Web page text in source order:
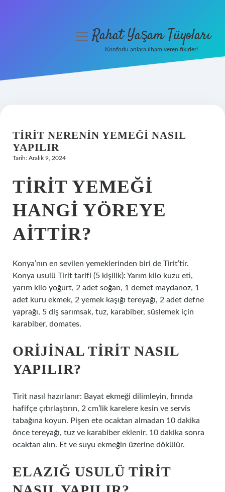
Hakkımızda
menüyüRahat Yaşam Tüyoları
Konforlu anlara ilham veren fikirler!
TIRIT NERENIN YEMEĞI NASIL
YAPILIR
Tarih: Aralık 9, 2024
TIRIT YEMEĞI
HANGI YÖREYE
AITTIR?
Konya’nın en sevilen yemeklerinden biri de Tirit’tir.
Konya usulü Tirit tarifi (5 kişilik): Yarım kilo kuzu eti,
yarım kilo yoğurt, 2 adet soğan, 1 demet maydanoz, 1
adet kuru ekmek, 2 yemek kaşığı tereyağı, 2 adet defne
yaprağı, 5 diş sarımsak, tuz, karabiber, süslemek için
karabiber, domates.
ORIJINAL TIRIT NASIL
YAPILIR?
Tirit nasıl hazırlanır: Bayat ekmeği dilimleyin, fırında
hafifçe çıtırlaştırın, 2 cm’lik karelere kesin ve servis
tabağına koyun. Pişen ete ocaktan almadan 10 dakika
önce tereyağı, tuz ve karabiber eklenir. 10 dakika sonra
ocaktan alın. Et ve suyu ekmeğin üzerine dökülür.
ELAZIĞ USULÜ TIRIT